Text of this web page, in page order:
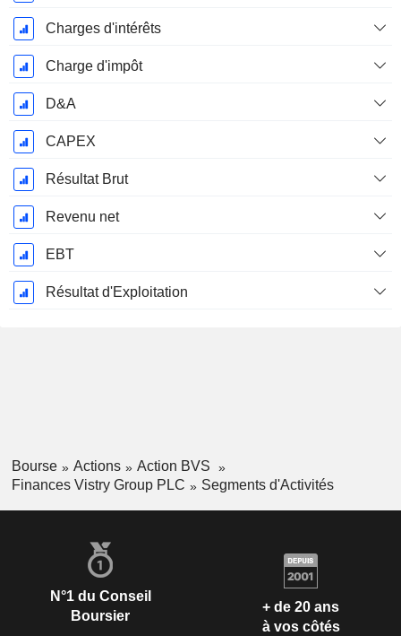
Charges d'intérêts
Charge d'impôt
D&A
CAPEX
Résultat Brut
Revenu net
EBT
Résultat d'Exploitation
Bourse Actions
Action BVS
Finances Vistry Group PLC
Segments d'Activités
N°1 du Conseil
Boursier
+ de 20 ans
à vos côtés